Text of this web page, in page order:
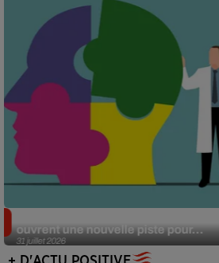
31 juillet 2026
ouvrent une nouvelle piste pour...